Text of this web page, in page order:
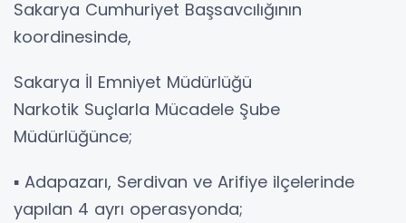
Sakarya Cumhuriyet Başsavcılığının
koordinesinde,
Sakarya İl Emniyet Müdürlüğü
Narkotik Suçlarla Mücadele Şube
Müdürlüğünce;
▪️ Adapazarı, Serdivan ve Arifiye ilçelerinde
yapılan 4 ayrı operasyonda;